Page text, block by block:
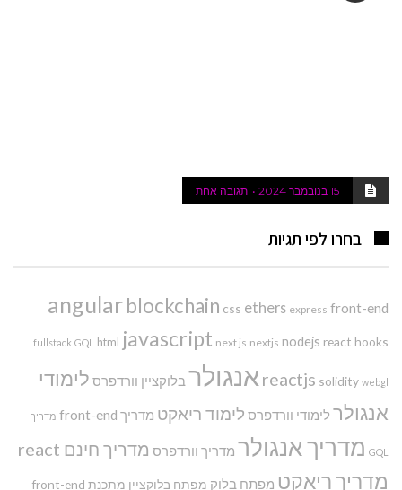
15 בנובמבר 2024 תגובה אחת
בחרו לפי תגיות
angularblockchain css ethers express front-end
fullstack GQL html javascript next js nextjs nodejs react hooks
reactjs solidity webgl אנגולר בלוקציין וורדפרס לימודי
אנגולר לימודי וורדפרס לימוד ריאקט מדריך front-end מדריך
GQL מדריך אנגולר מדריך וורדפרס מדריך חינם react
מדריך ריאקט מפתח בלוק מפתח בלוקציין מתכנת front-end